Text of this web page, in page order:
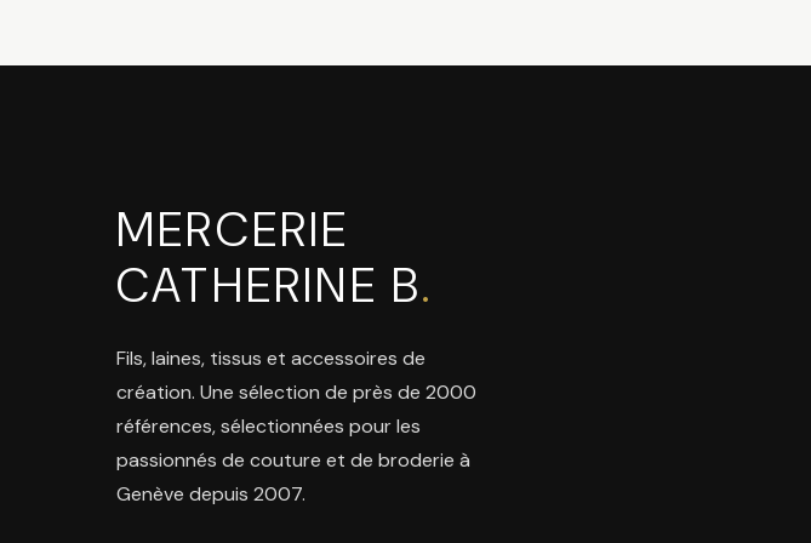
MERCERIE
CATHERINE B.
Fils, laines, tissus et accessoires de
création. Une sélection de près de 2000
références, sélectionnées pour les
passionnés de couture et de broderie à
Genève depuis 2007.